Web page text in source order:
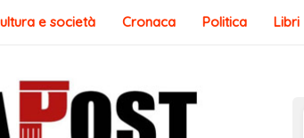
e società Cronaca Politica Libri